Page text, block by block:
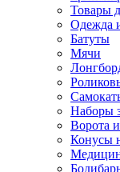
Товары
Одежда
Батуты
Мячи
Наборы
Ворота
Конусы